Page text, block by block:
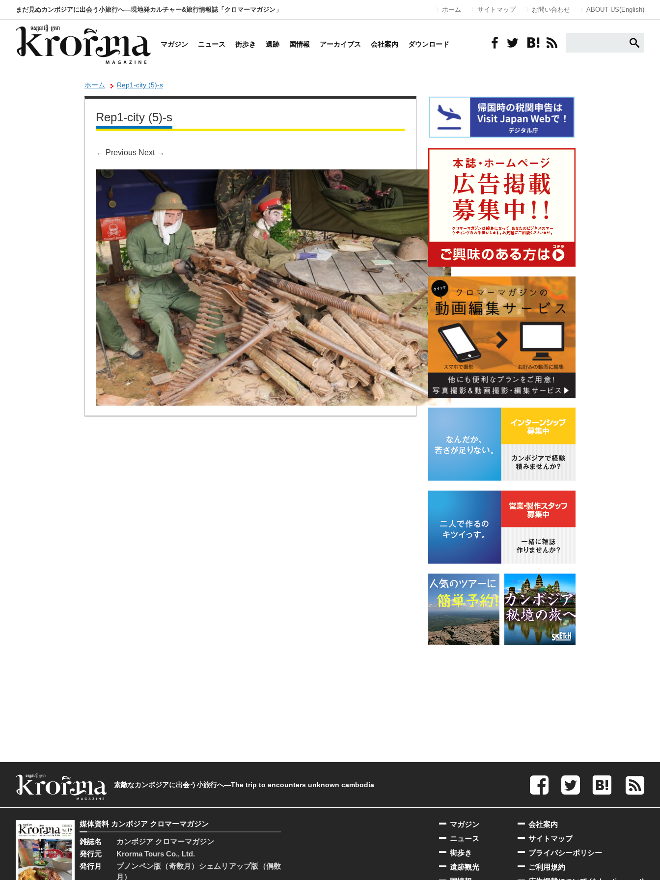
まだ見ぬカンボジアに出会う小旅行へ―現地発カルチャー&旅行情報誌「クロマーマガジン」 ホーム サイトマップ お問い合わせ ABOUT US(English)
マガジン ニュース 街歩き 遺跡 国情報 アーカイブス 会社案内 ダウンロード
ホーム Rep1-city (5)-s
Rep1-city (5)-s
← Previous Next →
素敵なカンボジアに出会う小旅行へ―The trip to encounters unknown cambodia
媒体資料 カンボジア クロマーマガジン
雑誌名
カンボジア クロマーマガジン
発行元
Krorma Tours Co., Ltd.
発行月
プノンペン版（奇数月）シェムリアップ版（偶数
月）
会社案内
サイトマップ
プライバシーポリシー
ご利用規約
マガジン
ニュース
街歩き
遺跡観光